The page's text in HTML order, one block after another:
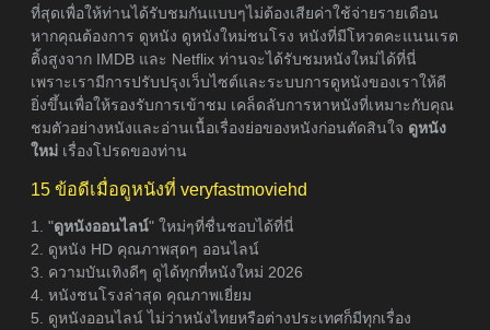
ที่สุดเพื่อให้ท่านได้รับชมกันแบบๆไม่ต้องเสียค่าใช้จ่ายรายเดือน
หากคุณต้องการ ดูหนัง ดูหนังใหม่ชนโรง หนังที่มีโหวตคะแนนเรต
ติ้งสูงจาก IMDB และ Netflix ท่านจะได้รับชมหนังใหม่ได้ที่นี่
เพราะเรามีการปรับปรุงเว็บไซต์และระบบการดูหนังของเราให้ดี
ยิ่งขึ้นเพื่อให้รองรับการเข้าชม เคล็ดลับการหาหนังที่เหมาะกับคุณ
ชมตัวอย่างหนังและอ่านเนื้อเรื่องย่อของหนังก่อนตัดสินใจ ดูหนัง
ใหม่ เรื่องโปรดของท่าน
15 ข้อดีเมื่อดูหนังที่ veryfastmoviehd
1. "ดูหนังออนไลน์" ใหม่ๆที่ชื่นชอบได้ที่นี่
2. ดูหนัง HD คุณภาพสุดๆ ออนไลน์
3. ความบันเทิงดีๆ ดูได้ทุกที่หนังใหม่ 2026
4. หนังชนโรงล่าสุด คุณภาพเยี่ยม
5. ดูหนังออนไลน์ ไม่ว่าหนังไทยหรือต่างประเทศก็มีทุกเรื่อง